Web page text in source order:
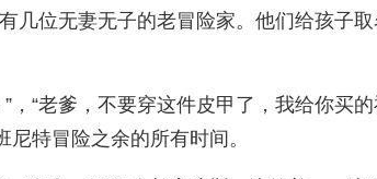
几位无妻无子的老冒险家。他们给孩子
，“老爹，不要穿这件皮甲了，我给你买
尼特冒险之余的所有时间。